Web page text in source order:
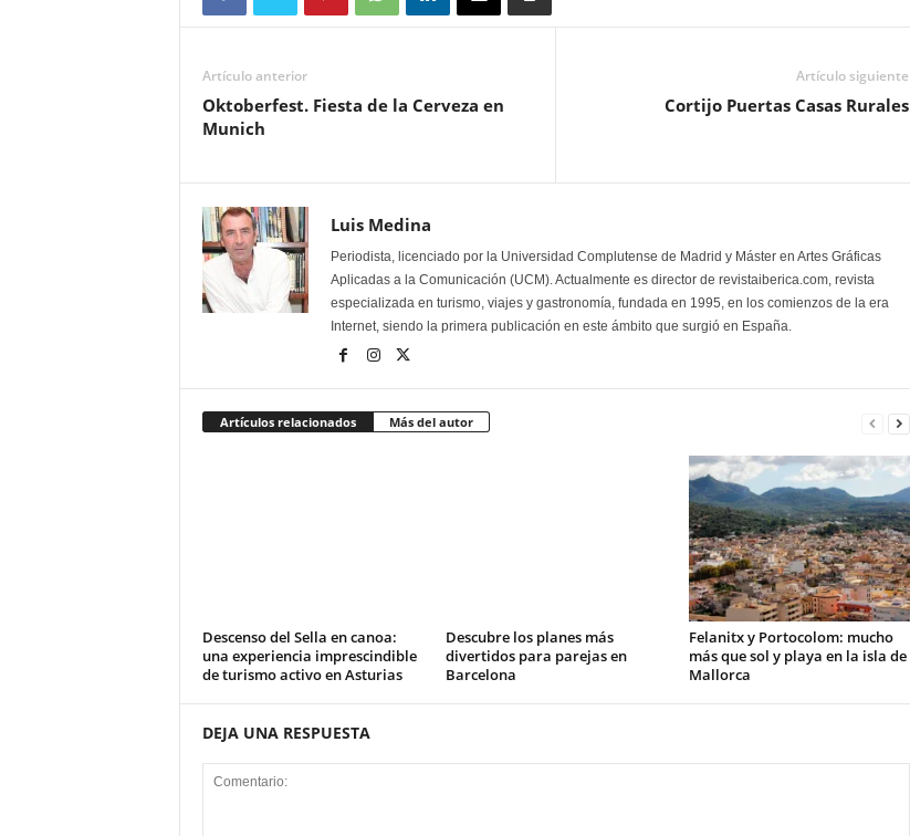
Artículo anterior
Oktoberfest. Fiesta de la Cerveza en
Munich
Artículo siguiente
Cortijo Puertas Casas Rurales
Luis Medina
Periodista, licenciado por la Universidad Complutense de Madrid y Máster en Artes Gráficas
Aplicadas a la Comunicación (UCM). Actualmente es director de revistaiberica.com, revista
especializada en turismo, viajes y gastronomía, fundada en 1995, en los comienzos de la era
Internet, siendo la primera publicación en este ámbito que surgió en España.
Artículos relacionados Más del autor
Descenso del Sella en canoa:
una experiencia imprescindible
de turismo activo en Asturias
Descubre los planes más
divertidos para parejas en
Barcelona
Felanitx y Portocolom: mucho
más que sol y playa en la isla de
Mallorca
DEJA UNA RESPUESTA